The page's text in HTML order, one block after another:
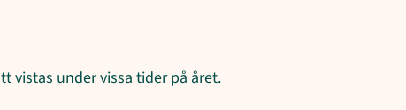
vistas under vissa tider på året.